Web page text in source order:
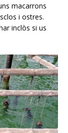
macarrons
i ostres.
inclòs si us